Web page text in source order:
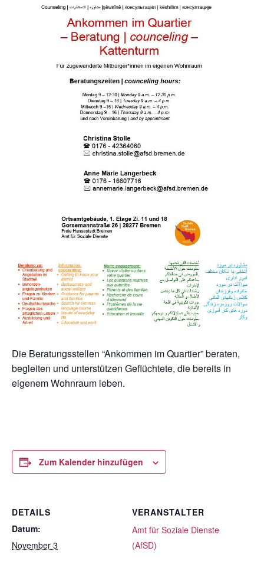
Die Beratungsstellen “Ankommen im Quartier” beraten,
begleiten und unterstützen Geflüchtete, die bereits in
eigenem Wohnraum leben.
Zum Kalender hinzufügen
DETAILS
Datum:
November 3
VERANSTALTER
Amt für Soziale Dienste
(AfSD)